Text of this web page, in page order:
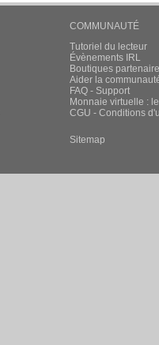
COMMUNAUTÉ
Tutoriel du lecteur
Évènements IRL
Boutiques
Aider la
FAQ - Support
Monnaie virtuelle :
CGU - Conditions
Sitemap